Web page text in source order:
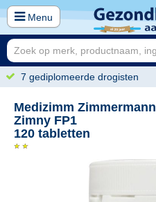
Menu
7 gediplomeerde drogisten
Medizimm Zimmermann
Zimny FP1
120 tabletten